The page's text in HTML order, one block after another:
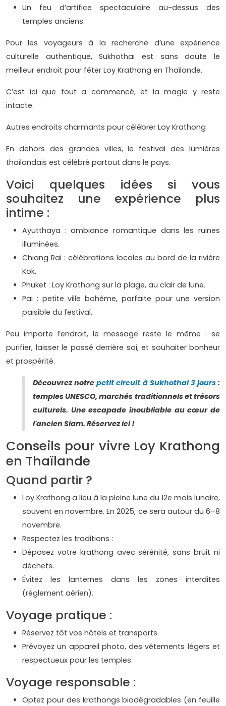
Un feu d’artifice spectaculaire au-dessus des
temples anciens.
Pour les voyageurs à la recherche d’une expérience
culturelle authentique, Sukhothai est sans doute le
meilleur endroit pour fêter Loy Krathong en Thaïlande.
C’est ici que tout a commencé, et la magie y reste
intacte.
Autres endroits charmants pour célébrer Loy Krathong
En dehors des grandes villes, le festival des lumières
thaïlandais est célébré partout dans le pays.
Voici quelques idées si vous
souhaitez une expérience plus
intime :
Ayutthaya : ambiance romantique dans les ruines
illuminées.
Chiang Rai : célébrations locales au bord de la rivière
Kok.
Phuket : Loy Krathong sur la plage, au clair de lune.
Pai : petite ville bohème, parfaite pour une version
paisible du festival.
Peu importe l’endroit, le message reste le même : se
purifier, laisser le passé derrière soi, et souhaiter bonheur
et prospérité.
Découvrez notrepetit circuit à Sukhothai 3 jours:
temples UNESCO, marchés traditionnels et trésors
culturels. Une escapade inoubliable au cœur de
l'ancien Siam. Réservez ici !
Conseils pour vivre Loy Krathong
en Thaïlande
Quand partir ?
Loy Krathong a lieu à la pleine lune du 12e mois lunaire,
souvent en novembre. En 2025, ce sera autour du 6–8
novembre.
Respectez les traditions :
Déposez votre krathong avec sérénité, sans bruit ni
déchets.
Évitez les lanternes dans les zones interdites
(règlement aérien).
Voyage pratique :
Réservez tôt vos hôtels et transports.
Prévoyez un appareil photo, des vêtements légers et
respectueux pour les temples.
Voyage responsable :
Optez pour des krathongs biodégradables (en feuille